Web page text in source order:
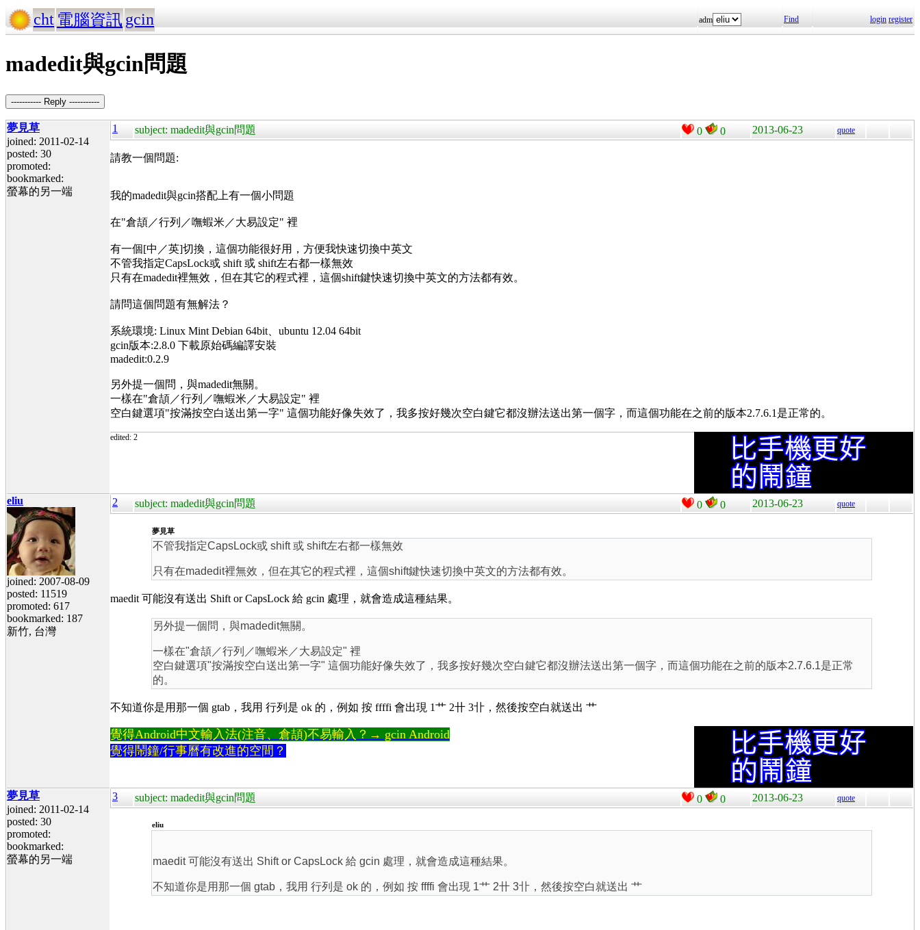
cht 電腦資訊 gcin adm Find login register
madedit與gcin問題
----------- Reply -----------
夢見草
joined: 2011-02-14
posted: 30
promoted:
bookmarked:
螢幕的另一端
1 subject: madedit與gcin問題 0 0 2013-06-23 quote
請教一個問題:
我的madedit與gcin搭配上有一個小問題
在"倉頡／行列／嘸蝦米／大易設定" 裡
有一個[中／英]切換，這個功能很好用，方便我快速切換中英文
不管我指定CapsLock或 shift 或 shift左右都一樣無效
只有在madedit裡無效，但在其它的程式裡，這個shift鍵快速切換中英文的方法都有效。
請問這個問題有無解法？
系統環境: Linux Mint Debian 64bit、ubuntu 12.04 64bit
gcin版本:2.8.0 下載原始碼編譯安裝
madedit:0.2.9
另外提一個問，與madedit無關。
一樣在"倉頡／行列／嘸蝦米／大易設定" 裡
空白鍵選項"按滿按空白送出第一字" 這個功能好像失效了，我多按好幾次空白鍵它都沒辦法送出第一個字，而這個功能在之前的版本2.7.6.1是正常的。
edited: 2
eliu
joined: 2007-08-09
posted: 11519
promoted: 617
bookmarked: 187
新竹, 台灣
2 subject: madedit與gcin問題 0 0 2013-06-23 quote
夢見草
不管我指定CapsLock或 shift 或 shift左右都一樣無效
只有在madedit裡無效，但在其它的程式裡，這個shift鍵快速切換中英文的方法都有效。
maedit 可能沒有送出 Shift or CapsLock 給 gcin 處理，就會造成這種結果。
另外提一個問，與madedit無關。
一樣在"倉頡／行列／嘸蝦米／大易設定" 裡
空白鍵選項"按滿按空白送出第一字" 這個功能好像失效了，我多按好幾次空白鍵它都沒辦法送出第一個字，而這個功能在之前的版本2.7.6.1是正常
的。
不知道你是用那一個 gtab，我用 行列是 ok 的，例如 按 ffffi 會出現 1艹 2卄 3卝，然後按空白就送出 艹
覺得Android中文輸入法(注音、倉頡)不易輸入？→ gcin Android
覺得鬧鐘/行事曆有改進的空間？
夢見草
joined: 2011-02-14
posted: 30
promoted:
bookmarked:
螢幕的另一端
3 subject: madedit與gcin問題 0 0 2013-06-23 quote
eliu
maedit 可能沒有送出 Shift or CapsLock 給 gcin 處理，就會造成這種結果。
不知道你是用那一個 gtab，我用 行列是 ok 的，例如 按 ffffi 會出現 1艹 2卄 3卝，然後按空白就送出 艹